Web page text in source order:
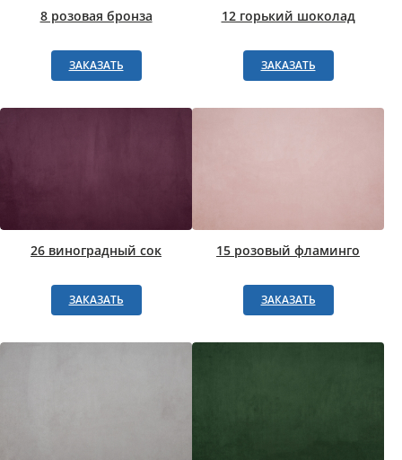
8 розовая бронза
ЗАКАЗАТЬ
12 горький шоколад
ЗАКАЗАТЬ
26 виноградный сок
ЗАКАЗАТЬ
15 розовый фламинго
ЗАКАЗАТЬ